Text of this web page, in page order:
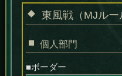
東風戦（MJル
個人部門
■ボーダー